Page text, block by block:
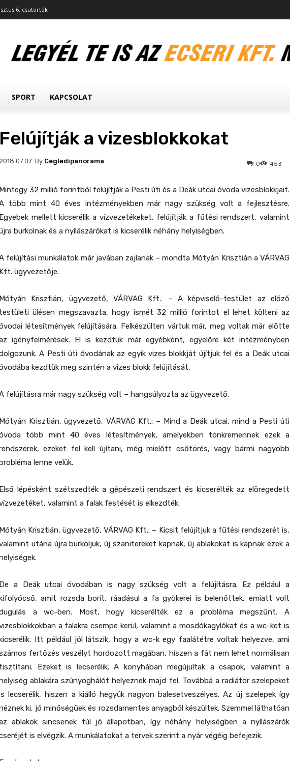
6. csütörtök
SPORT KAPCSOLAT
Felújítják a vizesblokkokat
2018.07.07. 453
0
By Cegledipanorama
Mintegy 32 millió forintból felújítják a Pesti úti és a Deák utcai óvoda vizesblokkjait.
több mint 40 éves intézményekben már nagy szükség volt a fejlesztésre.
Egyebek mellett kicserélik a vízvezetékeket, felújítják a fűtési rendszert, valamint
burkolnak és a nyílászárókat is kicserélik néhány helyiségben.
felújítási munkálatok már javában zajlanak – mondta Mótyán Krisztián a VÁRVAG
Kft. ügyvezetője.
Mótyán Krisztián, ügyvezető, VÁRVAG Kft.: – A képviselő-testület az előző
testületi ülésen megszavazta, hogy ismét 32 millió forintot el lehet költeni az
létesítmények felújítására. Felkészülten vártuk már, meg voltak már előtte
igényfelmérések. El is kezdtük már egyébként, egyelőre két intézményben
A Pesti úti óvodának az egyik vizes blokkját újítjuk fel és a Deák utcai
kezdtük meg szintén a vizes blokk felújítását.
felújításra már nagy szükség volt – hangsúlyozta az ügyvezető.
Mótyán Krisztián, ügyvezető, VÁRVAG Kft.: – Mind a Deák utcai, mind a Pesti úti
több mint 40 éves létesítmények, amelyekben tönkremennek ezek a
ezeket fel kell újítani, még mielőtt csőtörés, vagy bármi nagyobb
lenne velük.
Első lépésként szétszedték a gépészeti rendszert és kicserélték az elöregedett
valamint a falak festését is elkezdték.
Mótyán Krisztián, ügyvezető, VÁRVAG Kft.: – Kicsit felújítjuk a fűtési rendszerét is,
utána újra burkoljuk, új szanitereket kapnak, új ablakokat is kapnak ezek a
helyiségek.
De a Deák utcai óvodában is nagy szükség volt a felújításra. Ez például a
kifolyócső, amit rozsda borít, ráadásul a fa gyökerei is belenőttek, emiatt volt
a wc-ben. Most, hogy kicserélték ez a probléma megszűnt. A
a falakra csempe kerül, valamint a mosdókagylókat és a wc-ket is
kicserélik. Itt például jól látszik, hogy a wc-k egy faalátétre voltak helyezve, ami
fertőzés veszélyt hordozott magában, hiszen a fát nem lehet normálisan
tisztítani. Ezeket is lecserélik. A konyhában megújultak a csapok, valamint a
helyiség ablakára szúnyoghálót helyeznek majd fel. Továbbá a radiátor szelepeket
lecserélik, hiszen a kiálló hegyük nagyon balesetveszélyes. Az új szelepek így
ki, jó minőségűek és rozsdamentes anyagból készültek. Szemmel láthatóan
ablakok sincsenek túl jó állapotban, így néhány helyiségben a nyílászárók
is elvégzik. A munkálatokat a tervek szerint a nyár végéig befejezik.